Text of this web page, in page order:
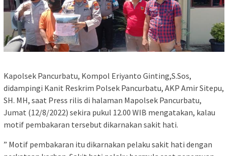
Kapolsek Pancurbatu, Kompol Eriyanto Ginting,S.Sos,
didampingi Kanit Reskrim Polsek Pancurbatu, AKP Amir Sitepu,
SH. MH, saat Press rilis di halaman Mapolsek Pancurbatu,
Jumat (12/8/2022) sekira pukul 12.00 WIB mengatakan, kalau
motif pembakaran tersebut dikarnakan sakit hati.
” Motif pembakaran itu dikarnakan pelaku sakit hati dengan